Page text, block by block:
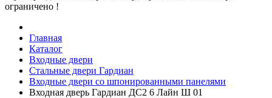
ограничено !
Главная
Каталог
Входные двери
Стальные двери Гардиан
Входные двери со шпонированными панелями
Входная дверь Гардиан ДС2 6 Лайн Ш 01